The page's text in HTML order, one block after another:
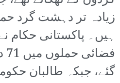
زیادہ تر دہشت گرد
ہیں۔ پاکستانی حکام
گئے، جبکہ طالبان